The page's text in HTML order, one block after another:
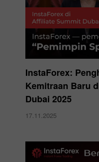
InstaForex:
Kemitraan Baru
Dubai 2025
17.11.2025